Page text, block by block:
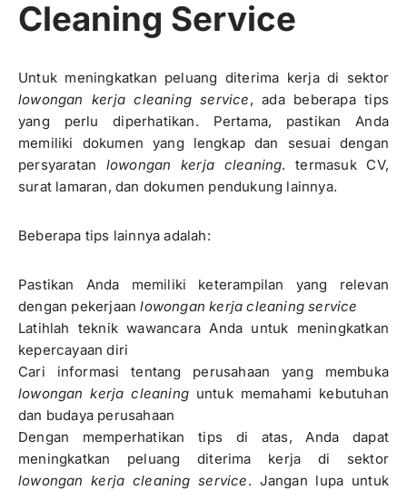
Cleaning Service
Untuk meningkatkan peluang diterima kerja di sektor
lowongan kerja cleaning service, ada beberapa tips
yang perlu diperhatikan. Pertama, pastikan Anda
memiliki dokumen yang lengkap dan sesuai dengan
persyaratan lowongan kerja cleaning. termasuk CV,
surat lamaran, dan dokumen pendukung lainnya.
Beberapa tips lainnya adalah:
Pastikan Anda memiliki keterampilan yang relevan
dengan pekerjaanlowongan kerja cleaning service
Latihlah teknik wawancara Anda untuk meningkatkan
kepercayaan diri
Cari informasi tentang perusahaan yang membuka
lowongan kerja cleaninguntuk memahami kebutuhan
dan budaya perusahaan
Dengan memperhatikan tips di atas, Anda dapat
meningkatkan peluang diterima kerja di sektor
lowongan kerja cleaning service. Jangan lupa untuk